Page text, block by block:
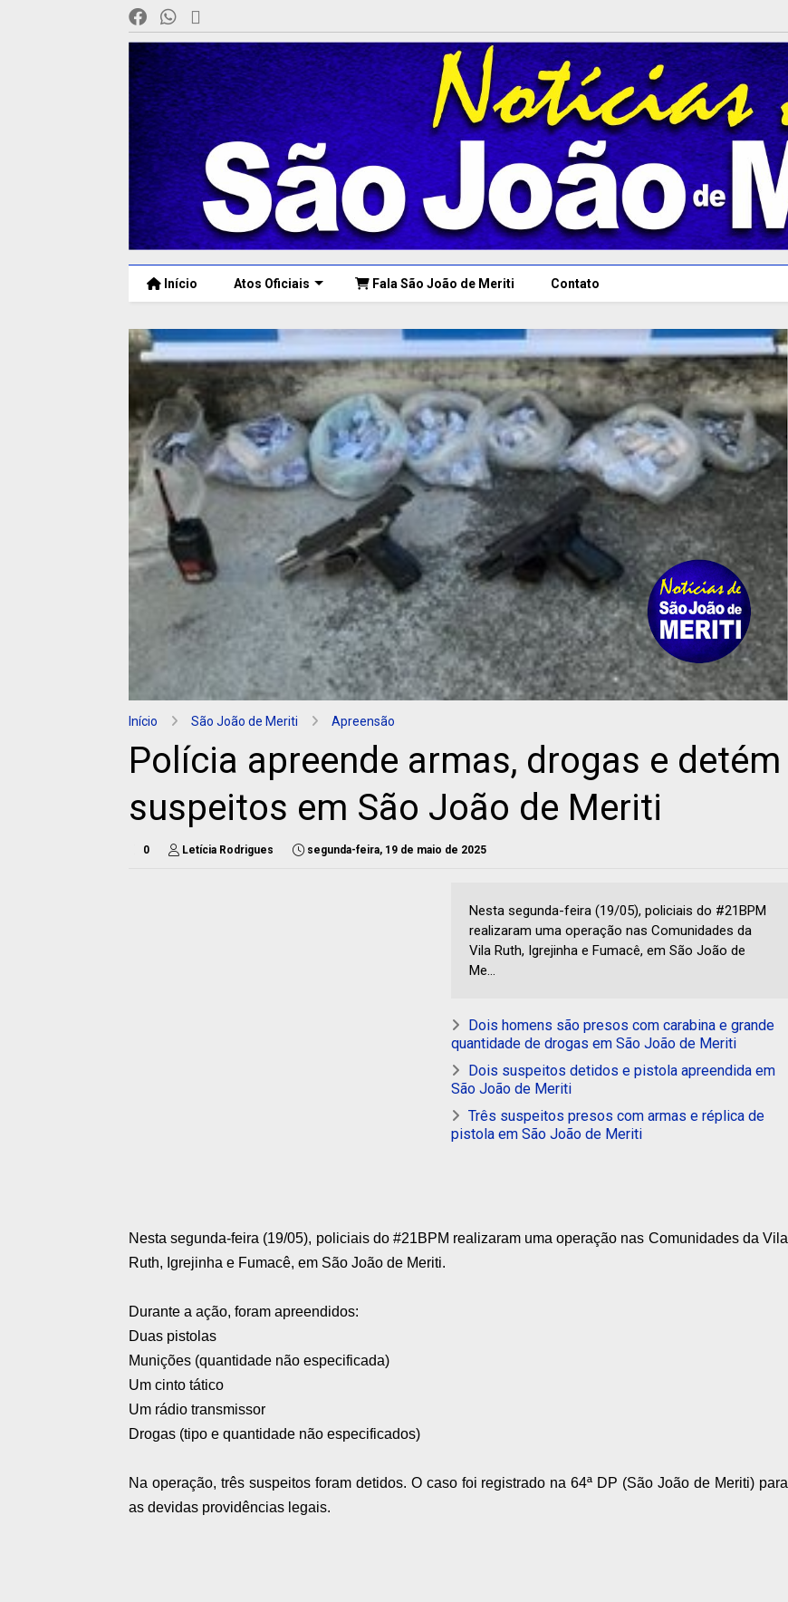
Início Atos Oficiais Fala São João de Meriti Contato
Início São João de Meriti Apreensão
Polícia apreende armas, drogas e detém
suspeitos em São João de Meriti
0 Letícia Rodrigues segunda-feira, 19 de maio de 2025
Nesta segunda-feira (19/05), policiais do #21BPM
realizaram uma operação nas Comunidades da
Vila Ruth, Igrejinha e Fumacê, em São João de
Me...
Dois homens são presos com carabina e grande
quantidade de drogas em São João de Meriti
Dois suspeitos detidos e pistola apreendida em
São João de Meriti
Três suspeitos presos com armas e réplica de
pistola em São João de Meriti
Nesta segunda-feira (19/05), policiais do #21BPM realizaram uma operação nas Comunidades da Vila
Ruth, Igrejinha e Fumacê, em São João de Meriti.
Durante a ação, foram apreendidos:
Duas pistolas
Munições (quantidade não especificada)
Um cinto tático
Um rádio transmissor
Drogas (tipo e quantidade não especificados)
Na operação, três suspeitos foram detidos. O caso foi registrado na 64ª DP (São João de Meriti) para
as devidas providências legais.